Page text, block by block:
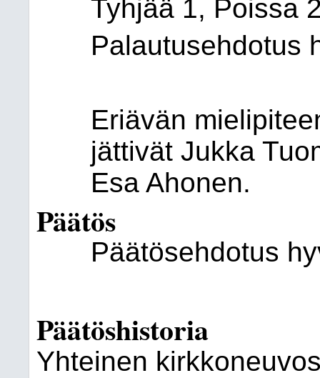
Tyhjää 1, Poissa
Palautusehdotus
Eriävän
jättivät Jukka
Esa Ahonen.
Päätös
Päätösehdotus
Päätöshistoria
Yhteinen